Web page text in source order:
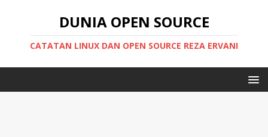
DUNIA OPEN SOURCE
CATATAN LINUX DAN OPEN SOURCE REZA ERVANI